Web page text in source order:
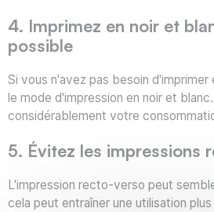
4. Imprimez en noir et
possible
Si vous n'avez pas besoin d'imprimer
le mode d'impression en noir et
considérablement votre
5. Évitez les impressions
L'impression recto-verso peut
cela peut entraîner une utilisation